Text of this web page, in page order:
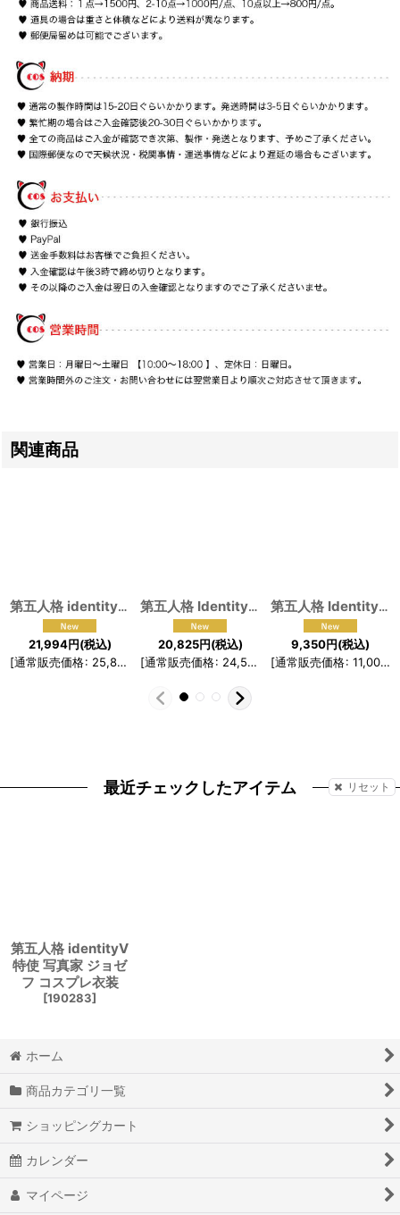
関連商品
第五人格 identityV 血の剣 写真家 ジョゼフ コスプレ衣装 [
21,994円(税込)
[通常販売価格: 25,875 円]
第五人格 IdentityV 血祭り 血の女王 マリー コスプレ衣装
20,825円(税込)
[通常販売価格: 24,500 円]
第五人格 IdentityV ポストマン コスプレ衣装
9,350円(税込)
[通常販売価格: 11,000 円
最近チェックしたアイテム リセット
第五人格 identityV
特使 写真家 ジョゼ
フ コスプレ衣装
[190283]
ホーム
商品カテゴリ一覧
ショッピングカート
カレンダー
マイページ